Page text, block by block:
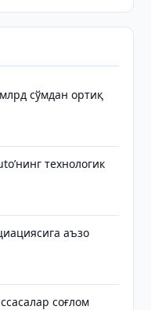
сўмдан ортиқ
технологик
аъзо
соғлом